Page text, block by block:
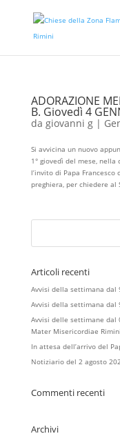
ADORAZIONE
B. Giovedì 4
da giovanni g|
Si avvicina un nuovo
1° giovedì del mese,
l’invito di Papa
preghiera, per chiedere al
Articoli recenti
Avvisi della settimana dal
Avvisi della settimana dal
Avvisi delle settimane dal
Mater Misericordiae Rimini
In attesa dell’arrivo del
Notiziario del 2 agosto
Commenti recenti
Archivi